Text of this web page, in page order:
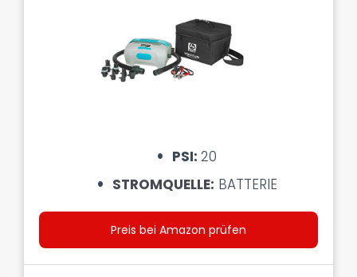
PSI: 20
STROMQUELLE: BATTERIE
Preis bei Amazon prüfen